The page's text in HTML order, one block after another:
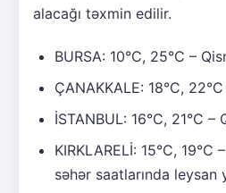
alacağı təxmin edilir.
BURSA: 10°C, 25°C –
ÇANAKKALE: 18°C,
İSTANBUL: 16°C, 21°C –
KIRKLARELİ: 15°C, 19°C
səhər saatlarında leysan